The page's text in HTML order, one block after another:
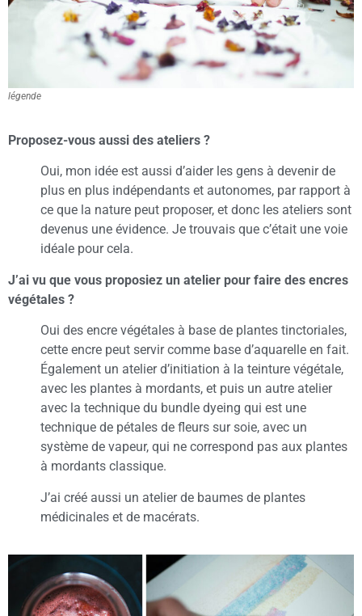
légende
Proposez-vous aussi des ateliers ?
Oui, mon idée est aussi d’aider les gens à devenir de
plus en plus indépendants et autonomes, par rapport à
ce que la nature peut proposer, et donc les ateliers sont
devenus une évidence. Je trouvais que c’était une voie
idéale pour cela.
J’ai vu que vous proposiez un atelier pour faire des encres
végétales ?
Oui des encre végétales à base de plantes tinctoriales,
cette encre peut servir comme base d’aquarelle en fait.
Également un atelier d’initiation à la teinture végétale,
avec les plantes à mordants, et puis un autre atelier
avec la technique du bundle dyeing qui est une
technique de pétales de fleurs sur soie, avec un
système de vapeur, qui ne correspond pas aux plantes
à mordants classique.
J’ai créé aussi un atelier de baumes de plantes
médicinales et de macérats.